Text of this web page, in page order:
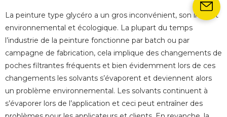
La peinture type glycéro a un gros inconvénient, son impact
environnemental et écologique. La plupart du temps
l’industrie de la peinture fonctionne par batch ou par
campagne de fabrication, cela implique des changements de
poches filtrantes fréquents et bien évidemment lors de ces
changements les solvants s’évaporent et deviennent alors
un problème environnemental. Les solvants continuent à
s’évaporer lors de l’application et ceci peut entraîner des